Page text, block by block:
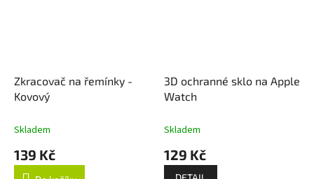
Zkracovač na řemínky -
Kovový
Skladem
139 Kč
3D ochranné sklo na Apple
Watch
Skladem
129 Kč